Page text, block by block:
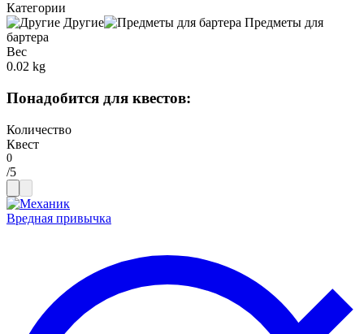
Категории
Другие
Предметы для
бартера
Вес
0.02 kg
Понадобится для квестов:
Количество
Квест
/5
Вредная привычка